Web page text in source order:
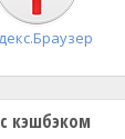
кэшбэком